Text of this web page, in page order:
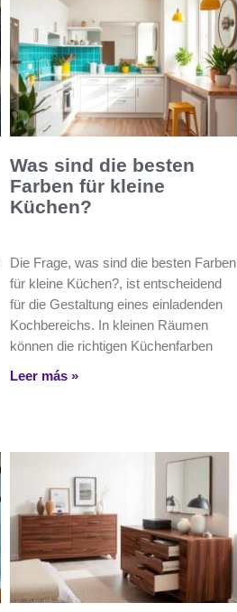
Was sind die besten
Farben für kleine
Küchen?
Die Frage, was sind die besten Farben
für kleine Küchen?, ist entscheidend
für die Gestaltung eines einladenden
Kochbereichs. In kleinen Räumen
können die richtigen Küchenfarben
Leer más »